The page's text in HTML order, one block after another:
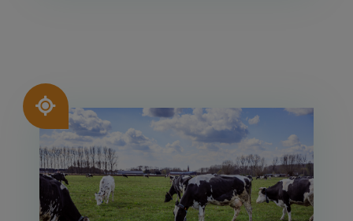
Afbeelding